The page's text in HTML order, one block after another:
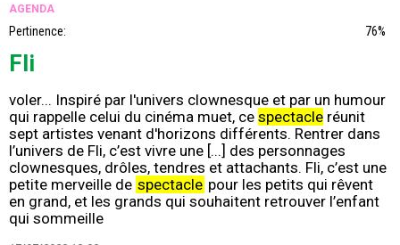
AGENDA
Pertinence: 76%
Fli
voler... Inspiré par l'univers clownesque et par un humour
qui rappelle celui du cinéma muet, ce spectacle réunit
sept artistes venant d'horizons différents. Rentrer dans
l’univers de Fli, c’est vivre une [...] des personnages
clownesques, drôles, tendres et attachants. Fli, c’est une
petite merveille de spectacle pour les petits qui rêvent
en grand, et les grands qui souhaitent retrouver l’enfant
qui sommeille